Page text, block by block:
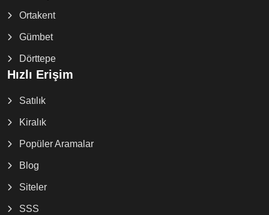
Ortakent
Gümbet
Dörttepe
Hızlı Erişim
Satılık
Kiralık
Popüler Aramalar
Blog
Siteler
SSS